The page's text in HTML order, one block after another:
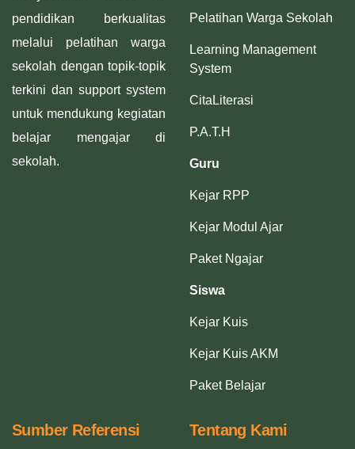
pendidikan berkualitas
melalui pelatihan warga
sekolah dengan topik-topik
terkini dan support system
untuk mendukung kegiatan
belajar mengajar di
sekolah.
Pelatihan Warga Sekolah
Learning Management
System
CitaLiterasi
P.A.T.H
Guru
Kejar RPP
Kejar Modul Ajar
Paket Ngajar
Siswa
Kejar Kuis
Kejar Kuis AKM
Paket Belajar
Sumber Referensi Tentang Kami